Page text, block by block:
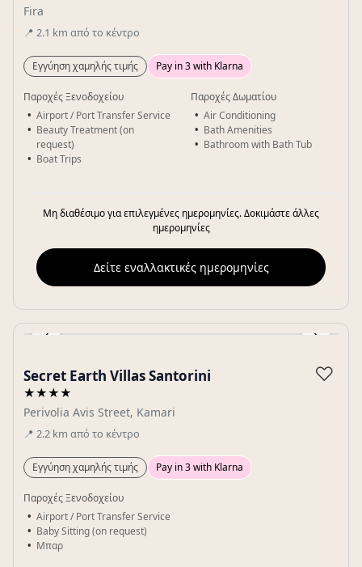
Fira
📍 2.1 km από το κέντρο
Εγγύηση χαμηλής τιμής Pay in 3 with Klarna
Παροχές Ξενοδοχείου
Airport / Port Transfer Service
Beauty Treatment (on
request)
Boat Trips
Παροχές Δωματίου
Air Conditioning
Bath Amenities
Bathroom with Bath Tub
Μη διαθέσιμο για επιλεγμένες ημερομηνίες. Δοκιμάστε άλλες
ημερομηνίες
Δείτε εναλλακτικές ημερομηνίες
‹ ›
Secret Earth Villas Santorini
★★★★
Perivolia Avis Street, Kamari
📍 2.2 km από το κέντρο
♡
Εγγύηση χαμηλής τιμής Pay in 3 with Klarna
Παροχές Ξενοδοχείου
Airport / Port Transfer Service
Baby Sitting (on request)
Μπαρ